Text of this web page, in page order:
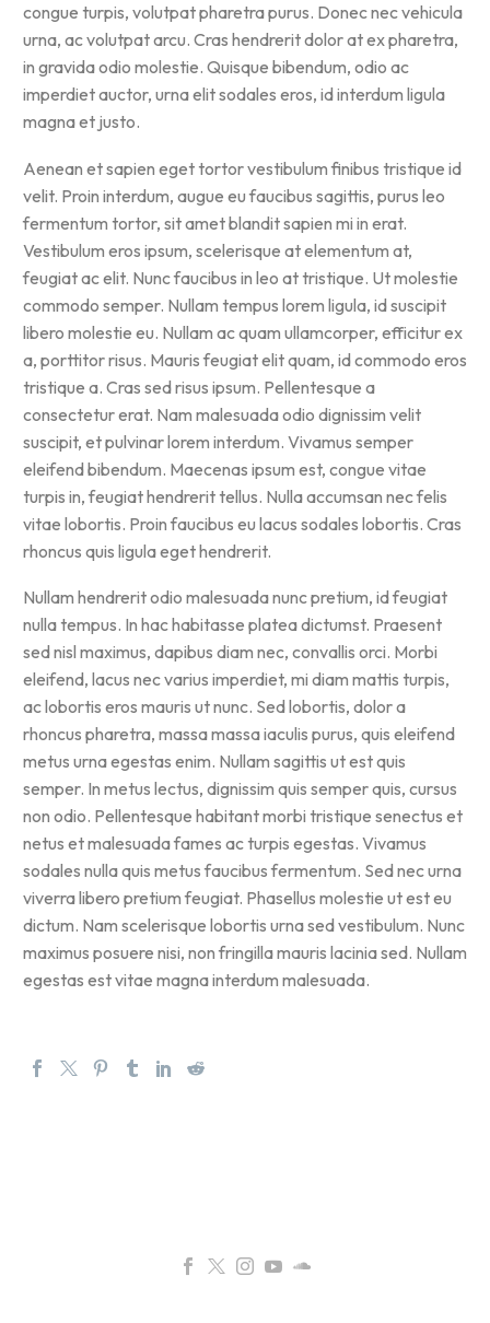
congue turpis, volutpat pharetra purus. Donec nec vehicula
urna, ac volutpat arcu. Cras hendrerit dolor at ex pharetra,
in gravida odio molestie. Quisque bibendum, odio ac
imperdiet auctor, urna elit sodales eros, id interdum ligula
magna et justo.
Aenean et sapien eget tortor vestibulum finibus tristique id
velit. Proin interdum, augue eu faucibus sagittis, purus leo
fermentum tortor, sit amet blandit sapien mi in erat.
Vestibulum eros ipsum, scelerisque at elementum at,
feugiat ac elit. Nunc faucibus in leo at tristique. Ut molestie
commodo semper. Nullam tempus lorem ligula, id suscipit
libero molestie eu. Nullam ac quam ullamcorper, efficitur ex
a, porttitor risus. Mauris feugiat elit quam, id commodo eros
tristique a. Cras sed risus ipsum. Pellentesque a
consectetur erat. Nam malesuada odio dignissim velit
suscipit, et pulvinar lorem interdum. Vivamus semper
eleifend bibendum. Maecenas ipsum est, congue vitae
turpis in, feugiat hendrerit tellus. Nulla accumsan nec felis
vitae lobortis. Proin faucibus eu lacus sodales lobortis. Cras
rhoncus quis ligula eget hendrerit.
Nullam hendrerit odio malesuada nunc pretium, id feugiat
nulla tempus. In hac habitasse platea dictumst. Praesent
sed nisl maximus, dapibus diam nec, convallis orci. Morbi
eleifend, lacus nec varius imperdiet, mi diam mattis turpis,
ac lobortis eros mauris ut nunc. Sed lobortis, dolor a
rhoncus pharetra, massa massa iaculis purus, quis eleifend
metus urna egestas enim. Nullam sagittis ut est quis
semper. In metus lectus, dignissim quis semper quis, cursus
non odio. Pellentesque habitant morbi tristique senectus et
netus et malesuada fames ac turpis egestas. Vivamus
sodales nulla quis metus faucibus fermentum. Sed nec urna
viverra libero pretium feugiat. Phasellus molestie ut est eu
dictum. Nam scelerisque lobortis urna sed vestibulum. Nunc
maximus posuere nisi, non fringilla mauris lacinia sed. Nullam
egestas est vitae magna interdum malesuada.